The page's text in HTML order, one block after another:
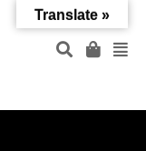
Translate »